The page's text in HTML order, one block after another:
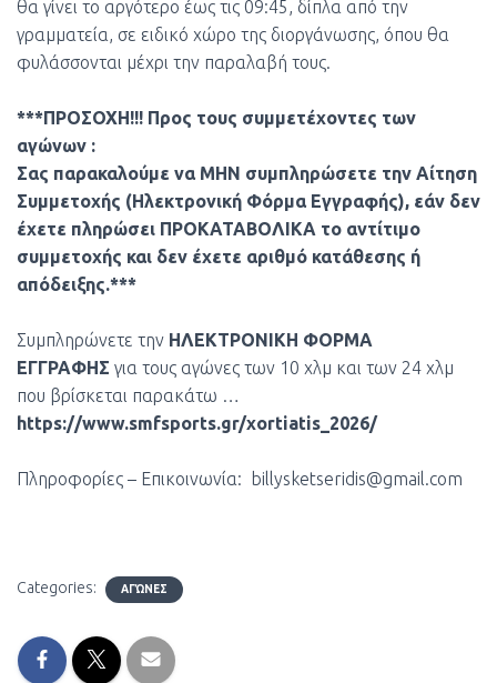
θα γίνει το αργότερο έως τις 09:45, δίπλα από την
γραμματεία, σε ειδικό χώρο της διοργάνωσης, όπου θα
φυλάσσονται μέχρι την παραλαβή τους.
***ΠΡΟΣΟΧΗ!!! Προς τους συμμετέχοντες των
αγώνων :
Σας παρακαλούμε να ΜΗΝ συμπληρώσετε την Αίτηση
Συμμετοχής (Ηλεκτρονική Φόρμα Εγγραφής), εάν δεν
έχετε πληρώσει ΠΡΟΚΑΤΑΒΟΛΙΚΑ το αντίτιμο
συμμετοχής και δεν έχετε αριθμό κατάθεσης ή
απόδειξης.***
Συμπληρώνετε την ΗΛΕΚΤΡΟΝΙΚΗ ΦΟΡΜΑ
ΕΓΓΡΑΦΗΣ για τους αγώνες των 10 χλμ και των 24 χλμ
που βρίσκεται παρακάτω …
https://www.smfsports.gr/xortiatis_2026/
Πληροφορίες – Επικοινωνία: billysketseridis@gmail.com
Categories: ΑΓΏΝΕΣ